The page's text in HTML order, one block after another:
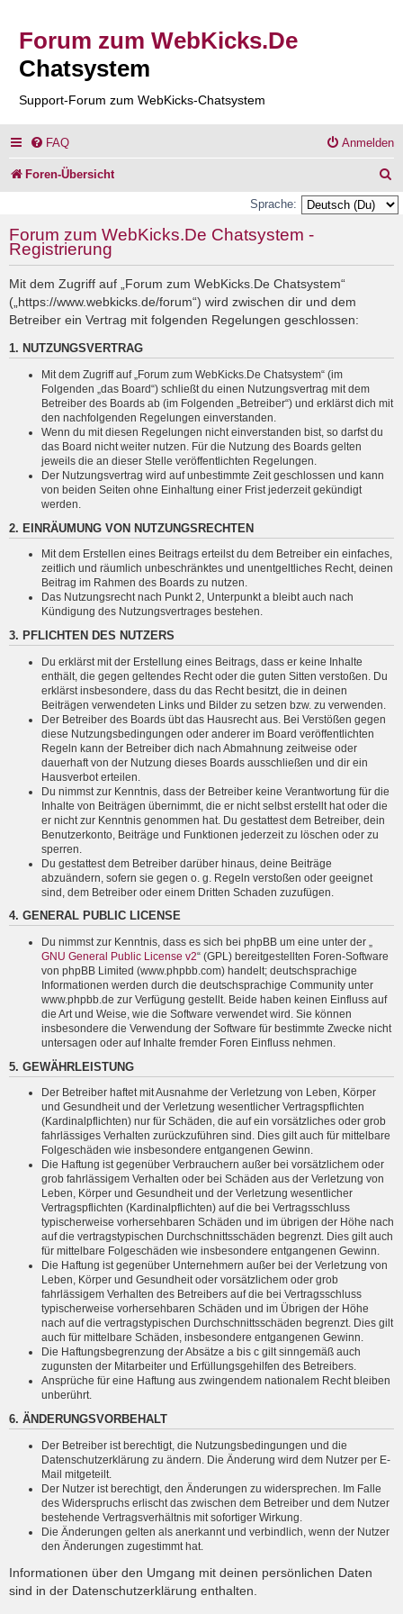
Forum zum WebKicks.De
Chatsystem
Support-Forum zum WebKicks-Chatsystem
FAQ Anmelden
Foren-Übersicht
u
Sprache:
Forum zum WebKicks.De Chatsystem -
Registrierung
Mit dem Zugriff auf „Forum zum WebKicks.De Chatsystem“
(„https://www.webkicks.de/forum“) wird zwischen dir und dem
Betreiber ein Vertrag mit folgenden Regelungen geschlossen:
1. NUTZUNGSVERTRAG
Mit dem Zugriff auf „Forum zum WebKicks.De Chatsystem“ (im
Folgenden „das Board“) schließt du einen Nutzungsvertrag mit dem
Betreiber des Boards ab (im Folgenden „Betreiber“) und erklärst dich mit
den nachfolgenden Regelungen einverstanden.
Wenn du mit diesen Regelungen nicht einverstanden bist, so darfst du
das Board nicht weiter nutzen. Für die Nutzung des Boards gelten
jeweils die an dieser Stelle veröffentlichten Regelungen.
Der Nutzungsvertrag wird auf unbestimmte Zeit geschlossen und kann
von beiden Seiten ohne Einhaltung einer Frist jederzeit gekündigt
werden.
2. EINRÄUMUNG VON NUTZUNGSRECHTEN
Mit dem Erstellen eines Beitrags erteilst du dem Betreiber ein einfaches,
zeitlich und räumlich unbeschränktes und unentgeltliches Recht, deinen
Beitrag im Rahmen des Boards zu nutzen.
Das Nutzungsrecht nach Punkt 2, Unterpunkt a bleibt auch nach
Kündigung des Nutzungsvertrages bestehen.
3. PFLICHTEN DES NUTZERS
Du erklärst mit der Erstellung eines Beitrags, dass er keine Inhalte
enthält, die gegen geltendes Recht oder die guten Sitten verstoßen. Du
erklärst insbesondere, dass du das Recht besitzt, die in deinen
Beiträgen verwendeten Links und Bilder zu setzen bzw. zu verwenden.
Der Betreiber des Boards übt das Hausrecht aus. Bei Verstößen gegen
diese Nutzungsbedingungen oder anderer im Board veröffentlichten
Regeln kann der Betreiber dich nach Abmahnung zeitweise oder
dauerhaft von der Nutzung dieses Boards ausschließen und dir ein
Hausverbot erteilen.
Du nimmst zur Kenntnis, dass der Betreiber keine Verantwortung für die
Inhalte von Beiträgen übernimmt, die er nicht selbst erstellt hat oder die
er nicht zur Kenntnis genommen hat. Du gestattest dem Betreiber, dein
Benutzerkonto, Beiträge und Funktionen jederzeit zu löschen oder zu
sperren.
Du gestattest dem Betreiber darüber hinaus, deine Beiträge
abzuändern, sofern sie gegen o. g. Regeln verstoßen oder geeignet
sind, dem Betreiber oder einem Dritten Schaden zuzufügen.
4. GENERAL PUBLIC LICENSE
Du nimmst zur Kenntnis, dass es sich bei phpBB um eine unter der „
GNU General Public License v2“ (GPL) bereitgestellten Foren-Software
von phpBB Limited (www.phpbb.com) handelt; deutschsprachige
Informationen werden durch die deutschsprachige Community unter
www.phpbb.de zur Verfügung gestellt. Beide haben keinen Einfluss auf
die Art und Weise, wie die Software verwendet wird. Sie können
insbesondere die Verwendung der Software für bestimmte Zwecke nicht
untersagen oder auf Inhalte fremder Foren Einfluss nehmen.
5. GEWÄHRLEISTUNG
Der Betreiber haftet mit Ausnahme der Verletzung von Leben, Körper
und Gesundheit und der Verletzung wesentlicher Vertragspflichten
(Kardinalpflichten) nur für Schäden, die auf ein vorsätzliches oder grob
fahrlässiges Verhalten zurückzuführen sind. Dies gilt auch für mittelbare
Folgeschäden wie insbesondere entgangenen Gewinn.
Die Haftung ist gegenüber Verbrauchern außer bei vorsätzlichem oder
grob fahrlässigem Verhalten oder bei Schäden aus der Verletzung von
Leben, Körper und Gesundheit und der Verletzung wesentlicher
Vertragspflichten (Kardinalpflichten) auf die bei Vertragsschluss
typischerweise vorhersehbaren Schäden und im übrigen der Höhe nach
auf die vertragstypischen Durchschnittsschäden begrenzt. Dies gilt auch
für mittelbare Folgeschäden wie insbesondere entgangenen Gewinn.
Die Haftung ist gegenüber Unternehmern außer bei der Verletzung von
Leben, Körper und Gesundheit oder vorsätzlichem oder grob
fahrlässigem Verhalten des Betreibers auf die bei Vertragsschluss
typischerweise vorhersehbaren Schäden und im Übrigen der Höhe
nach auf die vertragstypischen Durchschnittsschäden begrenzt. Dies gilt
auch für mittelbare Schäden, insbesondere entgangenen Gewinn.
Die Haftungsbegrenzung der Absätze a bis c gilt sinngemäß auch
zugunsten der Mitarbeiter und Erfüllungsgehilfen des Betreibers.
Ansprüche für eine Haftung aus zwingendem nationalem Recht bleiben
unberührt.
6. ÄNDERUNGSVORBEHALT
Der Betreiber ist berechtigt, die Nutzungsbedingungen und die
Datenschutzerklärung zu ändern. Die Änderung wird dem Nutzer per E-
Mail mitgeteilt.
Der Nutzer ist berechtigt, den Änderungen zu widersprechen. Im Falle
des Widerspruchs erlischt das zwischen dem Betreiber und dem Nutzer
bestehende Vertragsverhältnis mit sofortiger Wirkung.
Die Änderungen gelten als anerkannt und verbindlich, wenn der Nutzer
den Änderungen zugestimmt hat.
Informationen über den Umgang mit deinen persönlichen Daten
sind in der Datenschutzerklärung enthalten.